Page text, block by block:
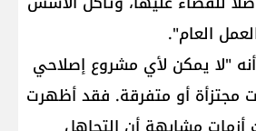
العام".
"لا يمكن لأي مشروع إصلاحي
مجتزأة أو متفرقة. فقد أظهرت